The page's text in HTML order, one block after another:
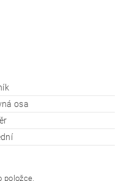
osa
položce.